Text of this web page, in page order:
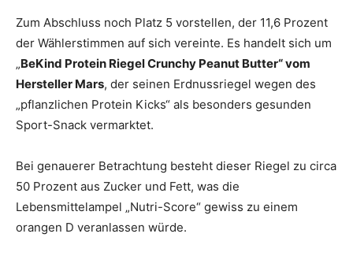
Zum Abschluss noch Platz 5 vorstellen, der 11,6 Prozent
der Wählerstimmen auf sich vereinte. Es handelt sich um
„BeKind Protein Riegel Crunchy Peanut Butter“ vom
Hersteller Mars, der seinen Erdnussriegel wegen des
„pflanzlichen Protein Kicks“ als besonders gesunden
Sport-Snack vermarktet.
Bei genauerer Betrachtung besteht dieser Riegel zu circa
50 Prozent aus Zucker und Fett, was die
Lebensmittelampel „Nutri-Score“ gewiss zu einem
orangen D veranlassen würde.